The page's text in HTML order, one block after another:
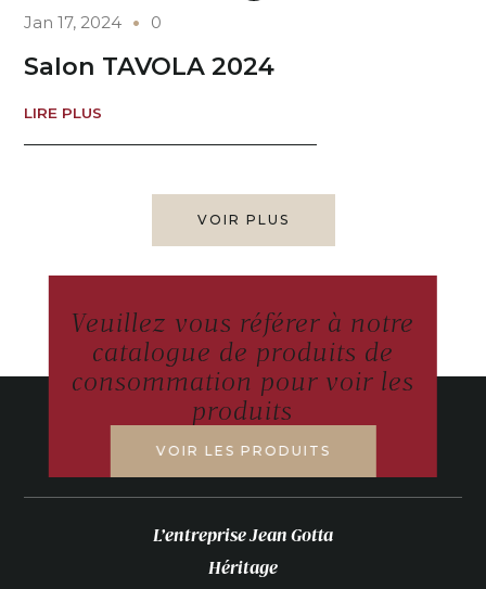
Jan 17, 2024 0
Salon TAVOLA 2024
LIRE PLUS
VOIR PLUS
Veuillez vous référer à notre
catalogue de produits de
consommation pour voir les
produits
VOIR LES PRODUITS
L’entreprise Jean Gotta
Héritage